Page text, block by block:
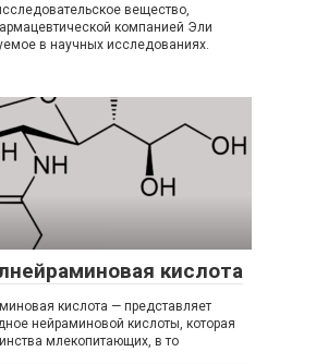
вещество,
компанией Эли
в научных исследованиях.
кислота
кислота — представляет
нейраминовой кислоты, которая
млекопитающих, в то